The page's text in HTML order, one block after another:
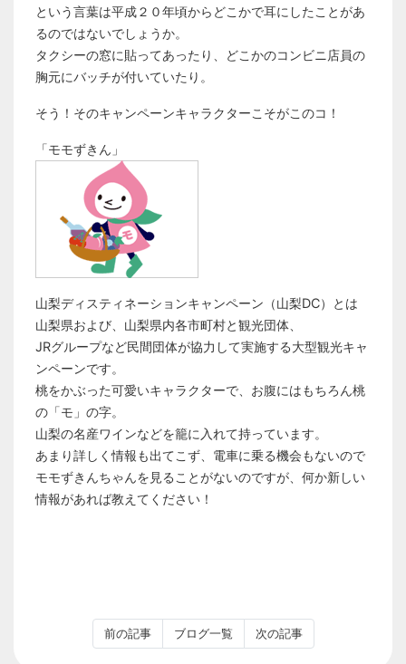
という言葉は平成２０年頃からどこかで耳にしたことがあ
るのではないでしょうか。
タクシーの窓に貼ってあったり、どこかのコンビニ店員の
胸元にバッチが付いていたり。
そう！そのキャンペーンキャラクターこそがこのコ！
「モモずきん」
山梨ディスティネーションキャンペーン（山梨DC）とは
山梨県および、山梨県内各市町村と観光団体、
JRグループなど民間団体が協力して実施する大型観光キャ
ンペーンです。
桃をかぶった可愛いキャラクターで、お腹にはもちろん桃
の「モ」の字。
山梨の名産ワインなどを籠に入れて持っています。
あまり詳しく情報も出てこず、電車に乗る機会もないので
モモずきんちゃんを見ることがないのですが、何か新しい
情報があれば教えてください！
前の記事 ブログ一覧 次の記事